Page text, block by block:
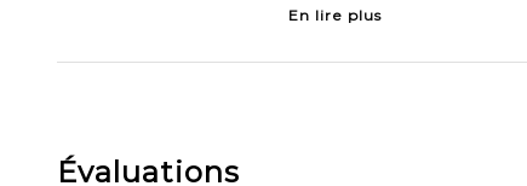
En lire plus